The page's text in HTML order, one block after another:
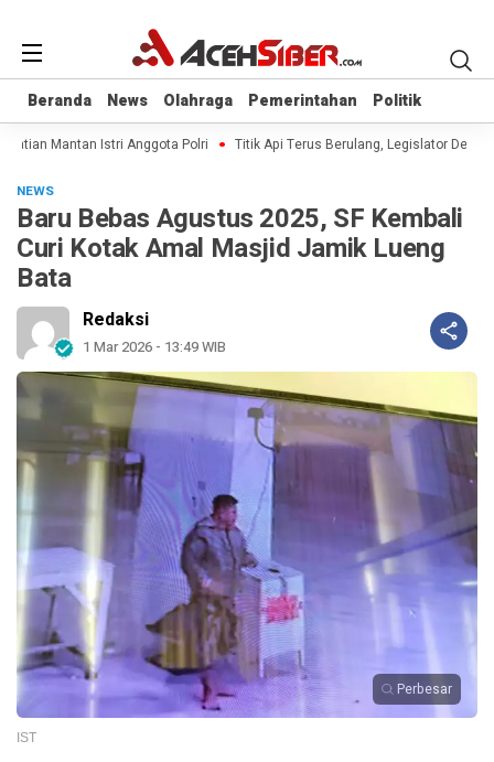
Beranda News Olahraga Pemerintahan Politik
Beranda News Olahraga Pemerintahan Politik
Mantan Istri Anggota Polri Titik Api Terus Berulang, Legislator Desak
NEWS
Baru Bebas Agustus 2025, SF Kembali
Curi Kotak Amal Masjid Jamik Lueng
Bata
Redaksi
1 Mar 2026 - 13:49 WIB
Perbesar
IST